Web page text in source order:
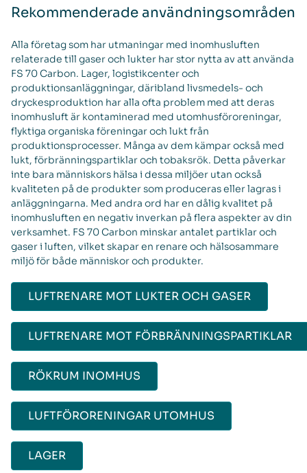
Rekommenderade användningsområden
Alla företag som har utmaningar med inomhusluften
relaterade till gaser och lukter har stor nytta av att använda
FS 70 Carbon. Lager, logistikcenter och
produktionsanläggningar, däribland livsmedels- och
dryckesproduktion har alla ofta problem med att deras
inomhusluft är kontaminerad med utomhusföroreningar,
flyktiga organiska föreningar och lukt från
produktionsprocesser. Många av dem kämpar också med
lukt, förbränningspartiklar och tobaksrök. Detta påverkar
inte bara människors hälsa i dessa miljöer utan också
kvaliteten på de produkter som produceras eller lagras i
anläggningarna. Med andra ord har en dålig kvalitet på
inomhusluften en negativ inverkan på flera aspekter av din
verksamhet. FS 70 Carbon minskar antalet partiklar och
gaser i luften, vilket skapar en renare och hälsosammare
miljö för både människor och produkter.
LUFTRENARE MOT LUKTER OCH GASER
LUFTRENARE MOT FÖRBRÄNNINGSPARTIKLAR
RÖKRUM INOMHUS
LUFTFÖRORENINGAR UTOMHUS
LAGER